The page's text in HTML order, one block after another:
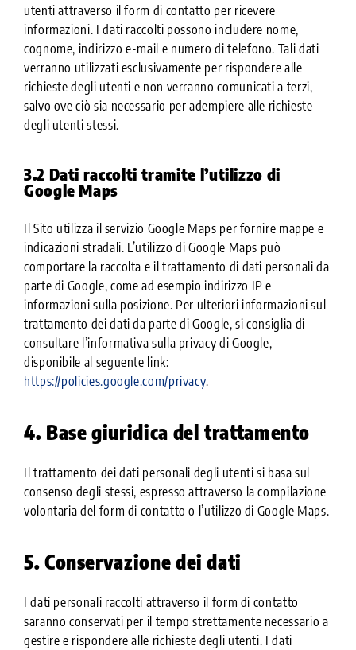
utenti attraverso il form di contatto per ricevere
informazioni. I dati raccolti possono includere nome,
cognome, indirizzo e-mail e numero di telefono. Tali dati
verranno utilizzati esclusivamente per rispondere alle
richieste degli utenti e non verranno comunicati a terzi,
salvo ove ciò sia necessario per adempiere alle richieste
degli utenti stessi.
3.2 Dati raccolti tramite l’utilizzo di
Google Maps
Il Sito utilizza il servizio Google Maps per fornire mappe e
indicazioni stradali. L’utilizzo di Google Maps può
comportare la raccolta e il trattamento di dati personali da
parte di Google, come ad esempio indirizzo IP e
informazioni sulla posizione. Per ulteriori informazioni sul
trattamento dei dati da parte di Google, si consiglia di
consultare l’informativa sulla privacy di Google,
disponibile al seguente link:
https://policies.google.com/privacy.
4. Base giuridica del trattamento
Il trattamento dei dati personali degli utenti si basa sul
consenso degli stessi, espresso attraverso la compilazione
volontaria del form di contatto o l’utilizzo di Google Maps.
5. Conservazione dei dati
I dati personali raccolti attraverso il form di contatto
saranno conservati per il tempo strettamente necessario a
gestire e rispondere alle richieste degli utenti. I dati